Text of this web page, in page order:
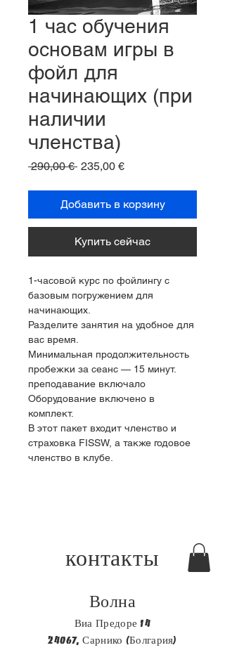
1 час обучения
основам игры в
фойл для
начинающих (при
наличии
членства)
290,00 € Обычная
235,00 €Спеццена
Добавить в корзину
Купить сейчас
1-часовой курс по фойлингу с
базовым погружением для
начинающих.
Разделите занятия на удобное для
вас время.
Минимальная продолжительность
пробежки за сеанс — 15 минут.
преподавание включало
Оборудование включено в
комплект.
В этот пакет входит членство и
страховка FISSW, а также годовое
членство в клубе.
контакты
Волна
Виа Предоре 14
24067, Сарнико (Болгария)